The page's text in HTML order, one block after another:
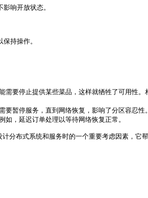
响开放状态。
持操作。
要停止提供某些菜品，这样就牺牲了可用性。
暂停服务，直到网络恢复，影响了分区容忍性。
，延迟订单处理以等待网络恢复正常。
分布式系统和服务时的一个重要考虑因素，它